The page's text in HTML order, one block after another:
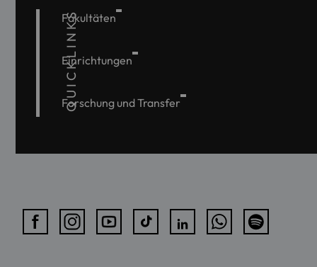
QUICKLINKS
Fakultäten
Einrichtungen
Forschung und Transfer